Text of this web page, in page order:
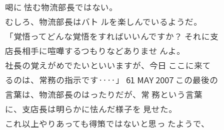
喝に 怯む物流部長ではない。
むしろ、物流部長はバト ルを楽しんでいるようだ。
「覚悟ってどんな覚悟をすればいいんですか？ それに支
店長相手に喧嘩するつもりなどありませ んよ。
社長の覚えがめでたいといいますが、今日 ここに来て
るのは、常務の指示です‥‥」 61 MAY 2007 この最後の
言葉は、物流部長のはったりだが、常 務という言葉
に、支店長は明らかに怯んだ様子を 見せた。
これ以上やりあっても得策ではないと思っ たようで、